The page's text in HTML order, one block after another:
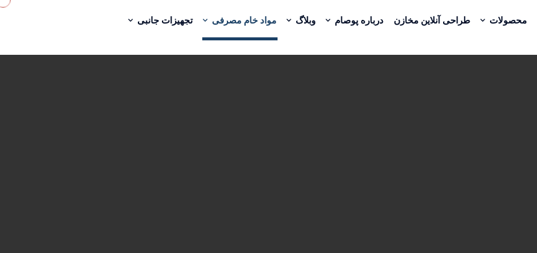
محصولات طراحی آنلاین مخازن درباره پوصام وبلاگ مواد خام مصرفی تجهیزات جانبی